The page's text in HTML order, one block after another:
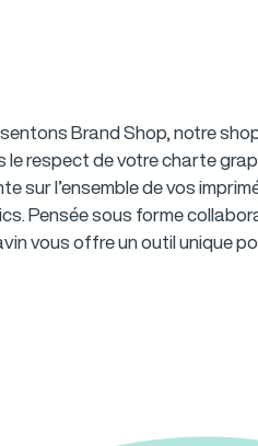
Brand Shop, notre
le respect de votre charte
sur l’ensemble de vos
Pensée sous forme
vous offre un outil unique